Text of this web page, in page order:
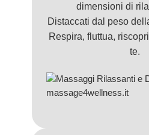
dimensioni di
Distaccati dal peso
Respira, fluttua,
te.